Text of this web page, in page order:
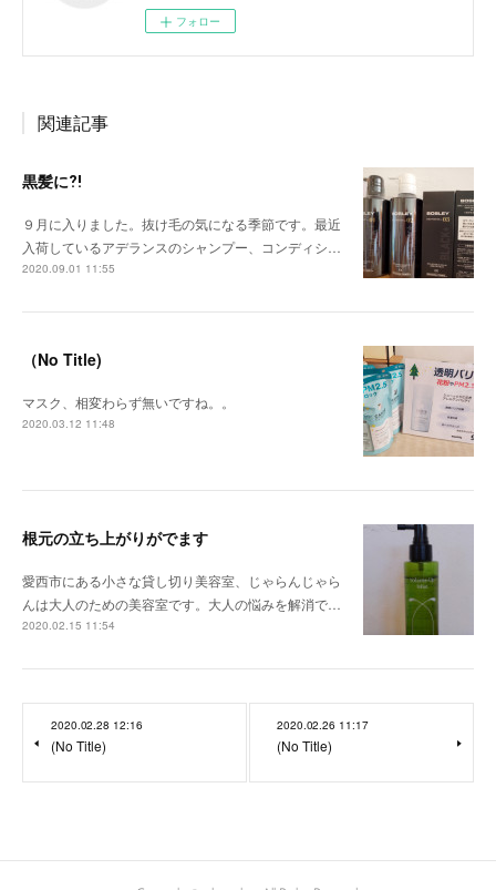
フォロー
関連記事
黒髪に⁈
９月に入りました。抜け毛の気になる季節です。最近
入荷しているアデランスのシャンプー、コンディシ…
2020.09.01 11:55
（No Title)
マスク、相変わらず無いですね。。
2020.03.12 11:48
根元の立ち上がりがでます
愛西市にある小さな貸し切り美容室、じゃらんじゃら
んは大人のための美容室です。大人の悩みを解消で…
2020.02.15 11:54
2020.02.28 12:16
(No Title)
2020.02.26 11:17
(No Title)